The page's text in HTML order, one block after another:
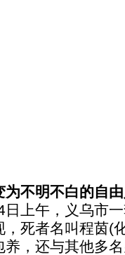
不明不白的自
午，义乌市一
者名叫程茵(
养，还与其他多